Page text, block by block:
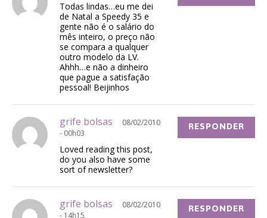
Todas lindas…eu me dei
de Natal a Speedy 35 e
gente não é o salário do
mês inteiro, o preço não
se compara a qualquer
outro modelo da LV.
Ahhh…e não a dinheiro
que pague a satisfação
pessoal! Beijinhos
grife bolsas
08/02/2010
- 00h03
Loved reading this post,
do you also have some
sort of newsletter?
RESPONDER
grife bolsas
08/02/2010
- 14h15
RESPONDER